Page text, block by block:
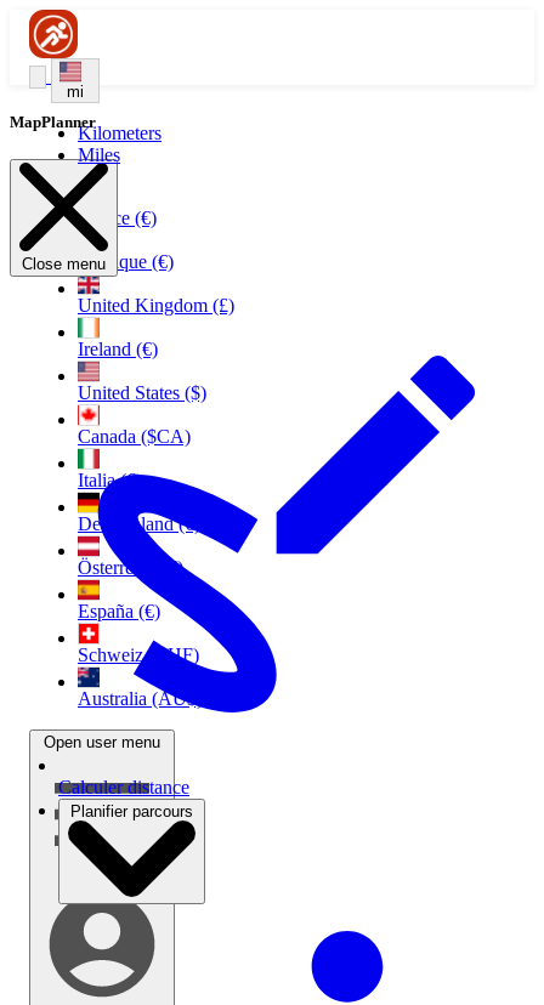
mi
Kilometers
Miles
France (€)
Belgique (€)
United Kingdom (£)
Ireland (€)
United States ($)
Canada ($CA)
Italia (€)
Deutschland (€)
Österreich (€)
España (€)
Schweiz (CHF)
Australia (AU$)
Open user menu
MapPlanner
Close menu
Calculer distance
Planifier parcours